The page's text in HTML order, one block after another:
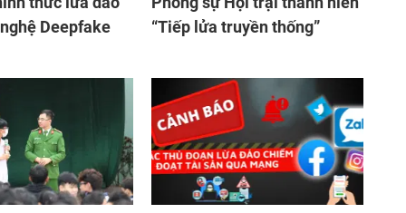
Deepfake
“Tiếp lửa truyền thống”